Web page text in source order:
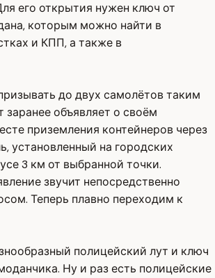
его открытия нужен ключ от
которым можно найти в
и КПП, а также в
до двух самолётов таким
объявляет о своём
приземления контейнеров через
установленный на городских
3 км от выбранной точки.
звучит непосредственно
Теперь плавно переходим к
полицейский лут и ключ
Ну и раз есть полицейские